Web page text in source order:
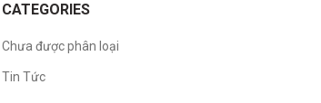
CATEGORIES
Chưa được phân loại
Tin Tức